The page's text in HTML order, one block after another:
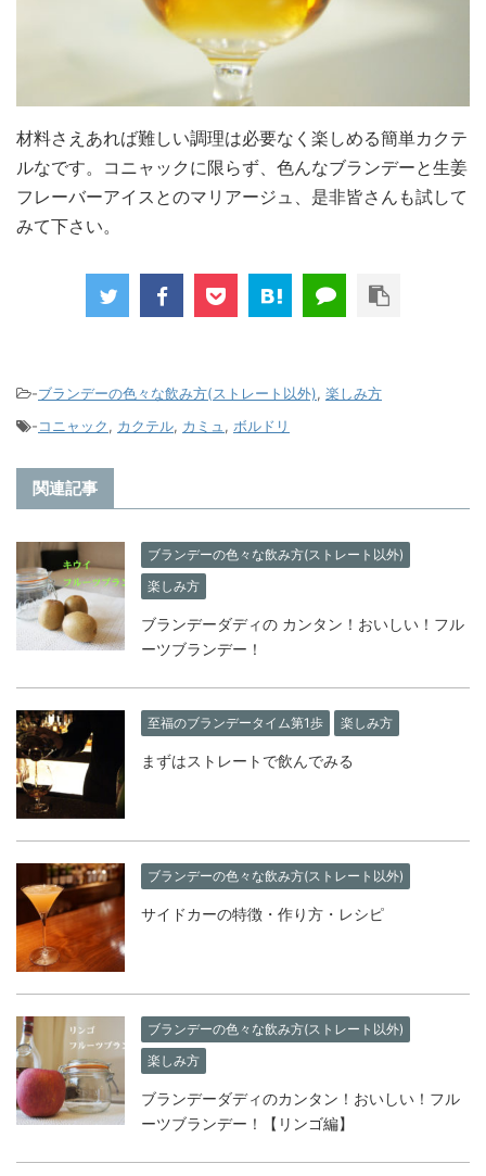
材料さえあれば難しい調理は必要なく楽しめる簡単カクテ
ルなです。コニャックに限らず、色んなブランデーと生姜
フレーバーアイスとのマリアージュ、是非皆さんも試して
みて下さい。
-ブランデーの色々な飲み方(ストレート以外), 楽しみ方
-コニャック, カクテル, カミュ, ボルドリ
関連記事
ブランデーの色々な飲み方(ストレート以外)
楽しみ方
ブランデーダディの カンタン！おいしい！フル
ーツブランデー！
至福のブランデータイム第1歩 楽しみ方
まずはストレートで飲んでみる
ブランデーの色々な飲み方(ストレート以外)
サイドカーの特徴・作り方・レシピ
ブランデーの色々な飲み方(ストレート以外)
楽しみ方
ブランデーダディのカンタン！おいしい！フル
ーツブランデー！【リンゴ編】